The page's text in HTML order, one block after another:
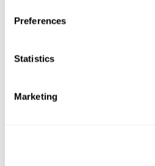
Preferences
Statistics
Marketing
לעזור בסדר העדיפויות ולבצע
להרבה פעילויות בחיי היום
צעדים שביצעת על מנת לפתור
סדרה או רוטינה של צעדים
לבצע פעילות.
אמין או לא.